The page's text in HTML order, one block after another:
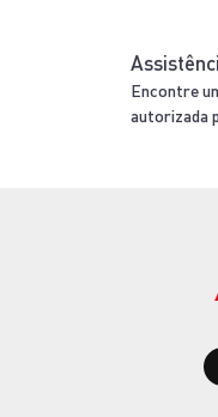
Encontre
autorizada